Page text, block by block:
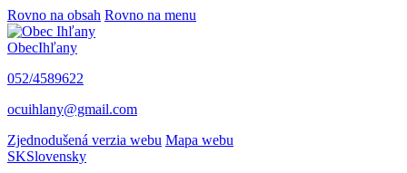
Rovno na obsah Rovno na menu
ObecIhľany
052/4589622
ocuihlany@gmail.com
Zjednodušená verzia webu Mapa webu
SKSlovensky